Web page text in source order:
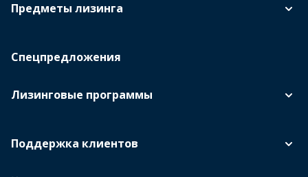
Предметы лизинга
Спецпредложения
Лизинговые программы
Поддержка клиентов